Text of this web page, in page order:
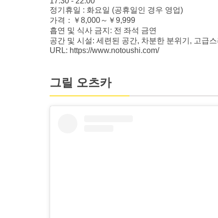
정기휴일 : 화요일 (공휴일인 경우 영업)
가격：￥8,000～￥9,999
흡연 및 식사 금지: 전 좌석 금연
공간 및 시설: 세련된 공간, 차분한 분위기, 고급
URL: https://www.notoushi.com/
그릴 오츠카